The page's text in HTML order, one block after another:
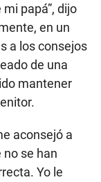
papá”, dijo
en un
a los consejos
de una
mantener
aconsejó a
se han
Yo le